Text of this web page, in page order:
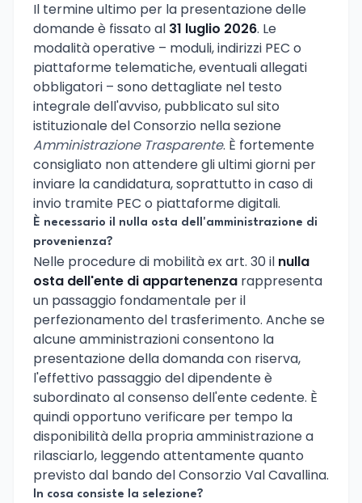
Il termine ultimo per la presentazione delle
domande è fissato al 31 luglio 2026. Le
modalità operative – moduli, indirizzi PEC o
piattaforme telematiche, eventuali allegati
obbligatori – sono dettagliate nel testo
integrale dell'avviso, pubblicato sul sito
istituzionale del Consorzio nella sezione
Amministrazione Trasparente. È fortemente
consigliato non attendere gli ultimi giorni per
inviare la candidatura, soprattutto in caso di
invio tramite PEC o piattaforme digitali.
È necessario il nulla osta dell'amministrazione di
provenienza?
Nelle procedure di mobilità ex art. 30 il nulla
osta dell'ente di appartenenza rappresenta
un passaggio fondamentale per il
perfezionamento del trasferimento. Anche se
alcune amministrazioni consentono la
presentazione della domanda con riserva,
l'effettivo passaggio del dipendente è
subordinato al consenso dell'ente cedente. È
quindi opportuno verificare per tempo la
disponibilità della propria amministrazione a
rilasciarlo, leggendo attentamente quanto
previsto dal bando del Consorzio Val Cavallina.
In cosa consiste la selezione?